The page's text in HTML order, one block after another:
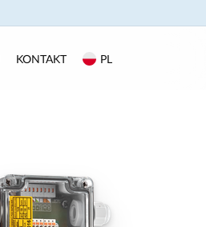
KONTAKT PL